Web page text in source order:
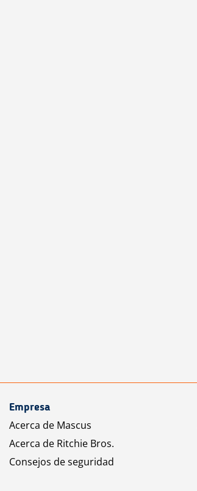
Empresa
Acerca de Mascus
Acerca de Ritchie Bros.
Consejos de seguridad